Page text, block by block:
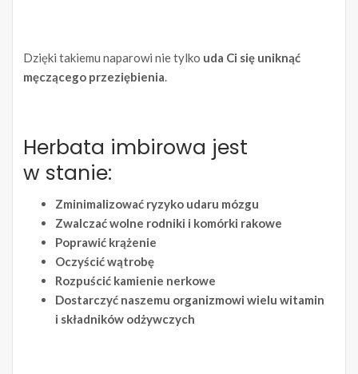
Dzięki takiemu naparowi nie tylko uda Ci się uniknąć
męczącego przeziębienia.
Herbata imbirowa jest
w stanie:
Zminimalizować ryzyko udaru mózgu
Zwalczać wolne rodniki i komórki rakowe
Poprawić krążenie
Oczyścić wątrobę
Rozpuścić kamienie nerkowe
Dostarczyć naszemu organizmowi wielu witamin
i składników odżywczych